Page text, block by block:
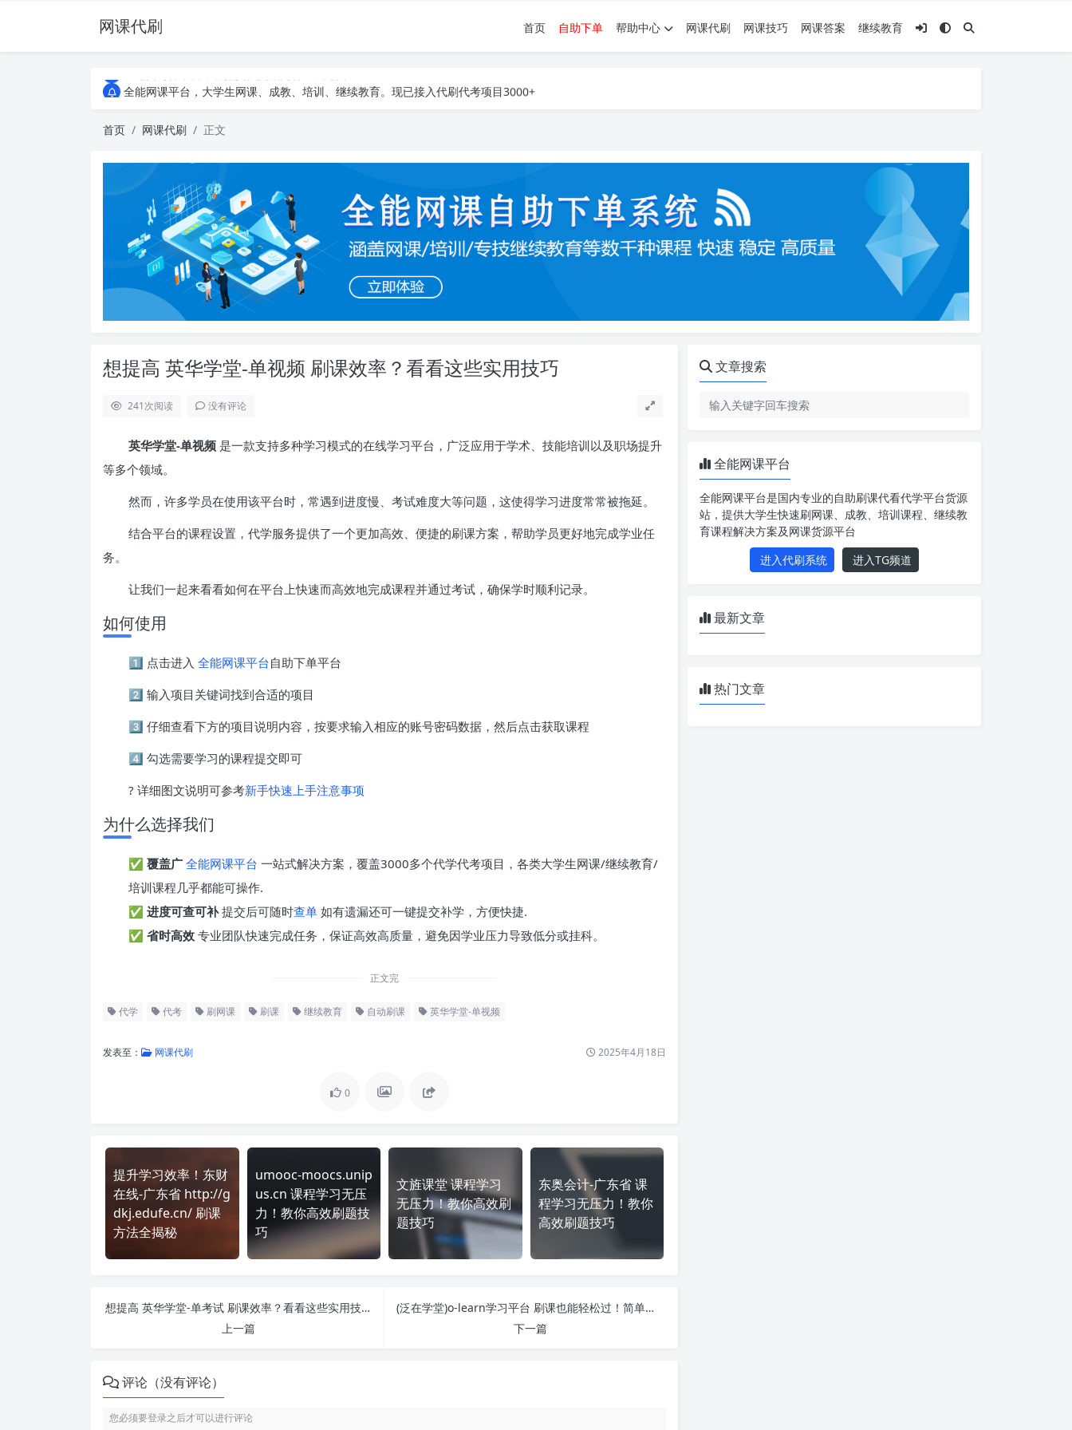
网课代刷 首页 自助下单 帮助中心 网课代刷 网课技巧 网课答案 继续教育
AI论文写作平台，根据真实文献内容生成论文
全能网课平台，大学生网课、成教、培训、继续教育。现已接入代刷代考项目3000+
全能网课平台，大学生网课、成教、培训、继续教育。现已接入代刷代考项目3000+
首页 网课代刷 正文
想提高 英华学堂-单视频 刷课效率？看看这些实用技巧
241次阅读 没有评论
英华学堂-单视频 是一款支持多种学习模式的在线学习平台，广泛应用于学术、技能培训以及职场提升
等多个领域。
然而，许多学员在使用该平台时，常遇到进度慢、考试难度大等问题，这使得学习进度常常被拖延。
结合平台的课程设置，代学服务提供了一个更加高效、便捷的刷课方案，帮助学员更好地完成学业任
务。
让我们一起来看看如何在平台上快速而高效地完成课程并通过考试，确保学时顺利记录。
如何使用
1️⃣ 点击进入 全能网课平台自助下单平台
2️⃣ 输入项目关键词找到合适的项目
3️⃣ 仔细查看下方的项目说明内容，按要求输入相应的账号密码数据，然后点击获取课程
4️⃣ 勾选需要学习的课程提交即可
? 详细图文说明可参考新手快速上手注意事项
为什么选择我们
✅ 覆盖广 全能网课平台 一站式解决方案，覆盖3000多个代学代考项目，各类大学生网课/继续教育/
培训课程几乎都能可操作.
✅ 进度可查可补提交后可随时查单 如有遗漏还可一键提交补学，方便快捷.
✅ 省时高效 专业团队快速完成任务，保证高效高质量，避免因学业压力导致低分或挂科。
正文完
代学 代考 刷网课 刷课 继续教育 自动刷课 英华学堂-单视频
发表至： 网课代刷 2025年4月18日
0
提升学习效率！东财
在线-广东省 http://g
dkj.edufe.cn/ 刷课
方法全揭秘
umooc-moocs.unip
us.cn 课程学习无压
力！教你高效刷题技
巧
文旌课堂 课程学习
无压力！教你高效刷
题技巧
东奥会计-广东省 课
程学习无压力！教你
高效刷题技巧
想提高 英华学堂-单考试 刷课效率？看看这些实用技巧
上一篇
(泛在学堂)o-learn学习平台 刷课也能轻松过！简单技巧大公开
下一篇
评论（没有评论）
文章搜索
全能网课平台
全能网课平台是国内专业的自助刷课代看代学平台货源
站，提供大学生快速刷网课、成教、培训课程、继续教
育课程解决方案及网课货源平台
进入代刷系统
进入TG频道
最新文章
热门文章